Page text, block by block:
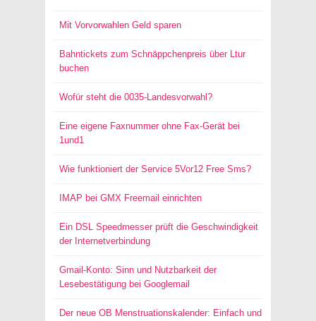
Mit Vorvorwahlen Geld sparen
Bahntickets zum Schnäppchenpreis über Ltur
buchen
Wofür steht die 0035-Landesvorwahl?
Eine eigene Faxnummer ohne Fax-Gerät bei
1und1
Wie funktioniert der Service 5Vor12 Free Sms?
IMAP bei GMX Freemail einrichten
Ein DSL Speedmesser prüft die Geschwindigkeit
der Internetverbindung
Gmail-Konto: Sinn und Nutzbarkeit der
Lesebestätigung bei Googlemail
Der neue OB Menstruationskalender: Einfach und